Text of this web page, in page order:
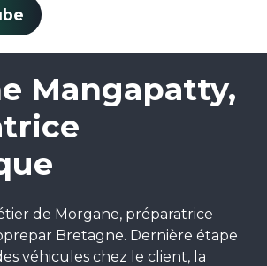
Mangapatty,
de Morgane, préparatrice
Bretagne. Dernière étape
véhicules chez le client, la